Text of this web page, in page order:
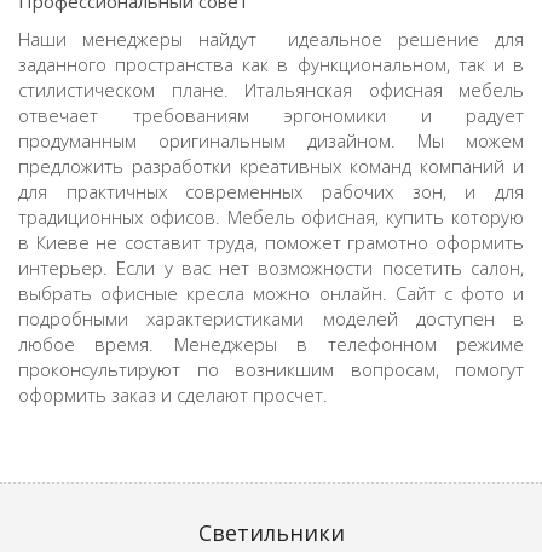
Наши менеджеры найдут идеальное решение для
заданного пространства как в функциональном, так и в
стилистическом плане. Итальянская офисная мебель
отвечает требованиям эргономики и радует
продуманным оригинальным дизайном. Мы можем
предложить разработки креативных команд компаний и
для практичных современных рабочих зон, и для
традиционных офисов. Мебель офисная, купить которую
в Киеве не составит труда, поможет грамотно оформить
интерьер. Если у вас нет возможности посетить салон,
выбрать офисные кресла можно онлайн. Сайт с фото и
подробными характеристиками моделей доступен в
любое время. Менеджеры в телефонном режиме
проконсультируют по возникшим вопросам, помогут
оформить заказ и сделают просчет.
Светильники